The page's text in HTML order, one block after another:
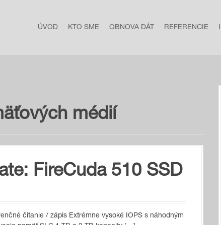
ÚVOD KTO SME OBNOVA DÁT REFERENCIE
médií
FireCuda 510 SSD
čítanie / zápis Extrémne vysoké IOPS s náhodným